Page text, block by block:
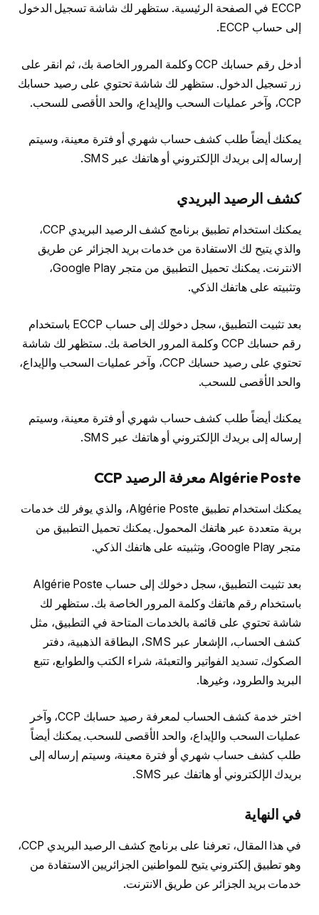
ECCP في الصفحة الرئيسية. ستظهر لك شاشة تسجيل الدخول
إلى حساب ECCP.
أدخل رقم حسابك CCP وكلمة المرور الخاصة بك، ثم انقر على
زر تسجيل الدخول. ستظهر لك شاشة تحتوي على رصيد حسابك
CCP، وآخر عمليات السحب والإيداع، والحد الأقصى للسحب.
يمكنك أيضاً طلب كشف حساب شهري أو فترة معينة، وسيتم
إرساله إلى بريدك الإلكتروني أو هاتفك عبر SMS.
كشف الرصيد البريدي
يمكنك استخدام تطبيق برنامج كشف الرصيد البريدي CCP،
والذي يتيح لك الاستفادة من خدمات بريد الجزائر عن طريق
الانترنت. يمكنك تحميل التطبيق من متجر Google Play،
وتثبيته على هاتفك الذكي.
بعد تثبيت التطبيق، سجل دخولك إلى حساب ECCP باستخدام
رقم حسابك CCP وكلمة المرور الخاصة بك. ستظهر لك شاشة
تحتوي على رصيد حسابك CCP، وآخر عمليات السحب والإيداع،
والحد الأقصى للسحب.
يمكنك أيضاً طلب كشف حساب شهري أو فترة معينة، وسيتم
إرساله إلى بريدك الإلكتروني أو هاتفك عبر SMS.
Algérie Poste معرفة الرصيد CCP
يمكنك استخدام تطبيق Algérie Poste، والذي يوفر لك خدمات
برية متعددة عبر هاتفك المحمول. يمكنك تحميل التطبيق من
متجر Google Play، وتثبيته على هاتفك الذكي.
بعد تثبيت التطبيق، سجل دخولك إلى حساب Algérie Poste
باستخدام رقم هاتفك وكلمة المرور الخاصة بك. ستظهر لك
شاشة تحتوي على قائمة بالخدمات المتاحة في التطبيق، مثل
كشف الحساب، الإشعار عبر SMS، البطاقة الذهبية، دفتر
الصكوك، تسديد الفواتير والتعبئة، شراء الكتب والطوابع، تتبع
البريد والطرود، وغيرها.
اختر خدمة كشف الحساب لمعرفة رصيد حسابك CCP، وآخر
عمليات السحب والإيداع، والحد الأقصى للسحب. يمكنك أيضاً
طلب كشف حساب شهري أو فترة معينة، وسيتم إرساله إلى
بريدك الإلكتروني أو هاتفك عبر SMS.
في النهاية
في هذا المقال، تعرفنا على برنامج كشف الرصيد البريدي CCP،
وهو تطبيق إلكتروني يتيح للمواطنين الجزائريين الاستفادة من
خدمات بريد الجزائر عن طريق الانترنت.